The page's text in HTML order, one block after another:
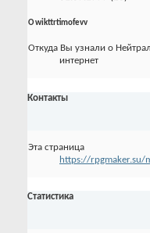
О wikttrtimofevv
Откуда Вы узнали о
интернет
Контакты
Эта страница
https://rpgmaker.su/
Статистика